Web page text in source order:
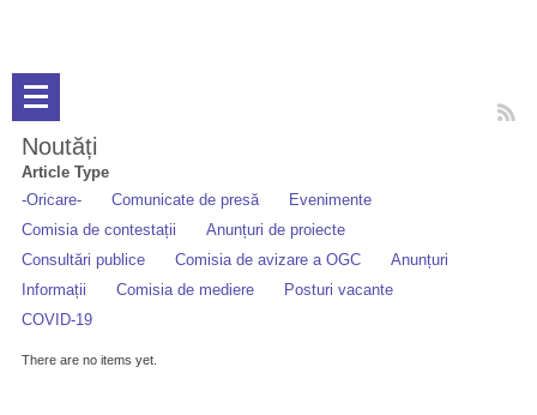
Noutăți
Article Type
-Oricare-
Comunicate de presă
Evenimente
Comisia de contestații
Anunțuri de proiecte
Consultări publice
Comisia de avizare a OGC
Anunțuri
Informații
Comisia de mediere
Posturi vacante
COVID-19
There are no items yet.